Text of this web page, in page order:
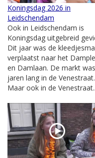
Koningsdag 2026 in
Leidschendam
Ook in Leidschendam is
Koningsdag uitgebreid
Dit jaar was de
verplaatst naar het
en Damlaan. De markt was
jaren lang in de Venestraat.
Maar ook in de